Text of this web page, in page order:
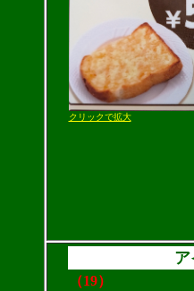
クリックで拡大
ア
（19）